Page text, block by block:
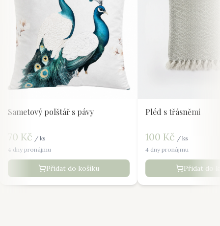
Sametový polštář s pávy
70 Kč / ks
4 dny pronájmu
Přidat do košíku
Pléd s třásněmi
100 Kč / ks
4 dny pronájmu
Přidat do